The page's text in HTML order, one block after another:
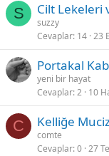
S Cilt Lekeleri
suzzy
Cevaplar 14 23
Portakal
yeni bir hayat
Cevaplar 2 10
C Kelliğe
comte
Cevaplar 0 27